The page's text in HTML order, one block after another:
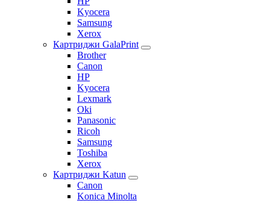
Kyocera
Samsung
Xerox
Картриджи GalaPrint
Brother
Canon
HP
Kyocera
Lexmark
Oki
Panasonic
Ricoh
Samsung
Toshiba
Xerox
Картриджи Katun
Canon
Konica Minolta